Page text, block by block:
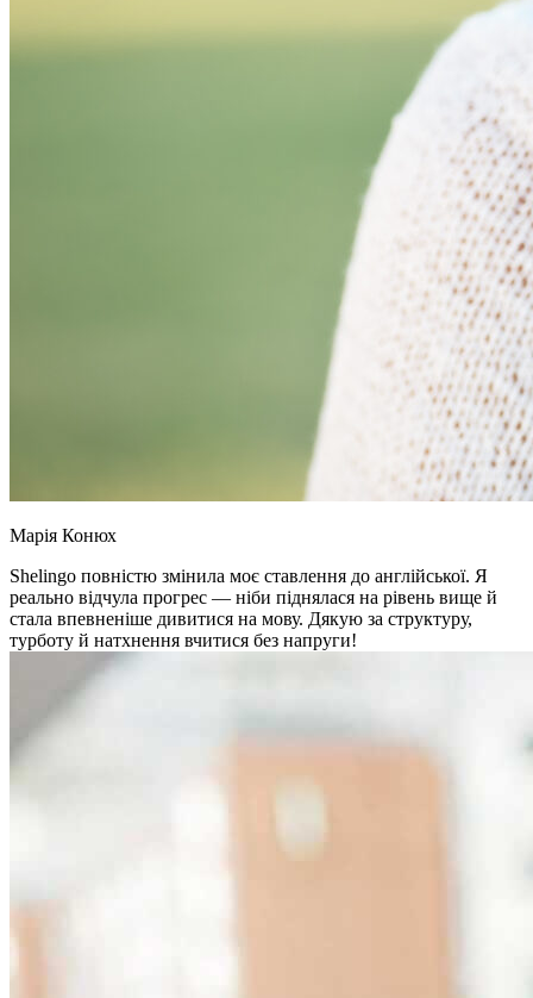
Марія Конюх
Shelingo повністю змінила моє ставлення до англійської. Я
реально відчула прогрес — ніби піднялася на рівень вище й
стала впевненіше дивитися на мову. Дякую за структуру,
турботу й натхнення вчитися без напруги!